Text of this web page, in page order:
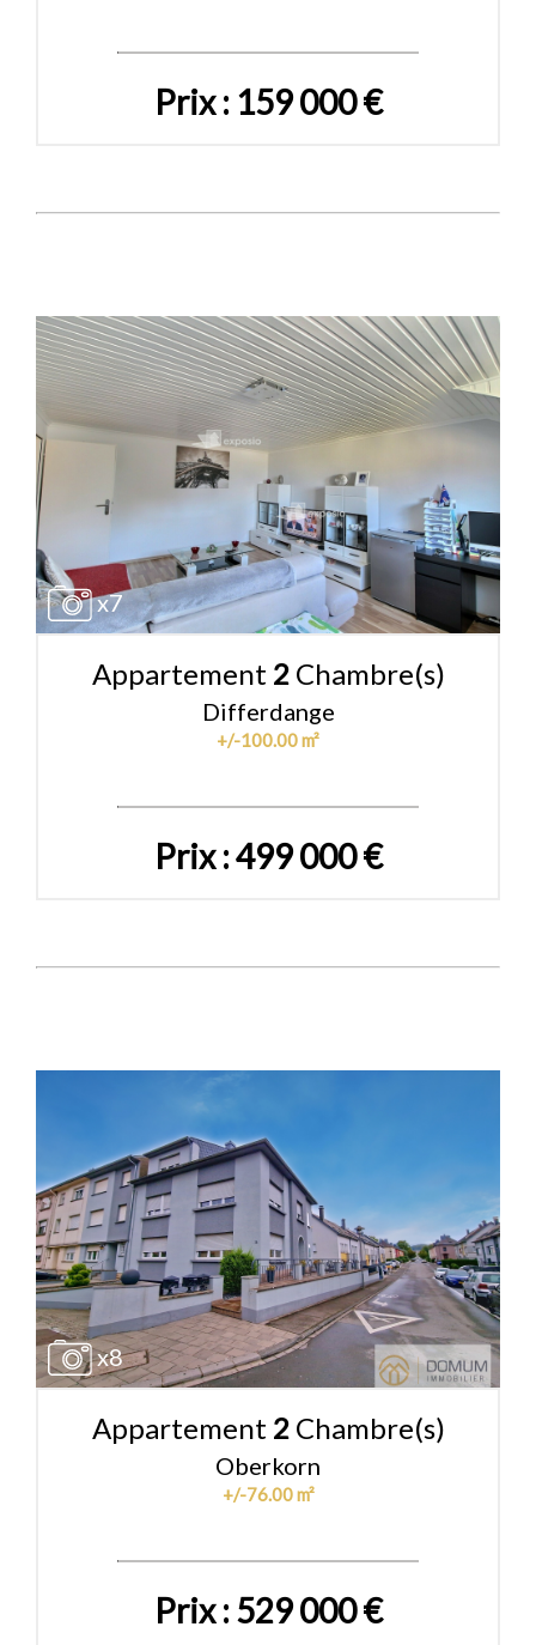
Prix : 159 000 €
x7
Appartement 2Chambre(s)
Differdange
+/-100.00 m²
Prix : 499 000 €
x8
Appartement 2Chambre(s)
Oberkorn
+/-76.00 m²
Prix : 529 000 €